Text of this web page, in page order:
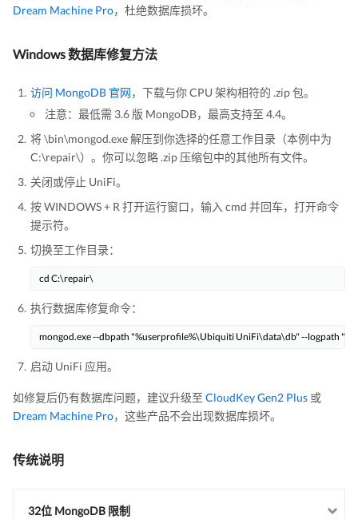
Dream Machine Pro，杜绝数据库损坏。
Windows 数据库修复方法
访问 MongoDB 官网 ，下载与你 CPU 架构相符的 .zip 包。
注意：最低需 3.6 版 MongoDB，最高支持至 4.4。
将 \bin\mongod.exe 解压到你选择的任意工作目录（本例中为
C:\repair\）。你可以忽略 .zip 压缩包中的其他所有文件。
关闭或停止 UniFi。
按 WINDOWS + R 打开运行窗口，输入 cmd 并回车，打开命令
提示符。
切换至工作目录：
cd C:\repair\
执行数据库修复命令：
mongod.exe --dbpath "%userprofile%\Ubiquiti UniFi\data\db" --logpath
启动 UniFi 应用。
如修复后仍有数据库问题，建议升级至 CloudKey Gen2 Plus 或
Dream Machine Pro，这些产品不会出现数据库损坏。
传统说明
32位 MongoDB 限制